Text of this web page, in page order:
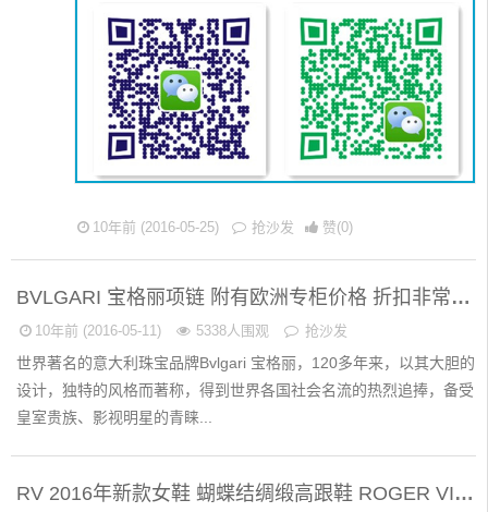
10年前 (2016-05-25) 抢沙发 赞(0)
BVLGARI 宝格丽项链 附有欧洲专柜价格 折扣非常给力 BVLGARI饰品代购价格
10年前 (2016-05-11) 5338人围观 抢沙发
世界著名的意大利珠宝品牌Bvlgari 宝格丽，120多年来，以其大胆的
设计，独特的风格而著称，得到世界各国社会名流的热烈追捧，备受
皇室贵族、影视明星的青睐...
RV 2016年新款女鞋 蝴蝶结绸缎高跟鞋 ROGER VIVIER新款专柜正品代购